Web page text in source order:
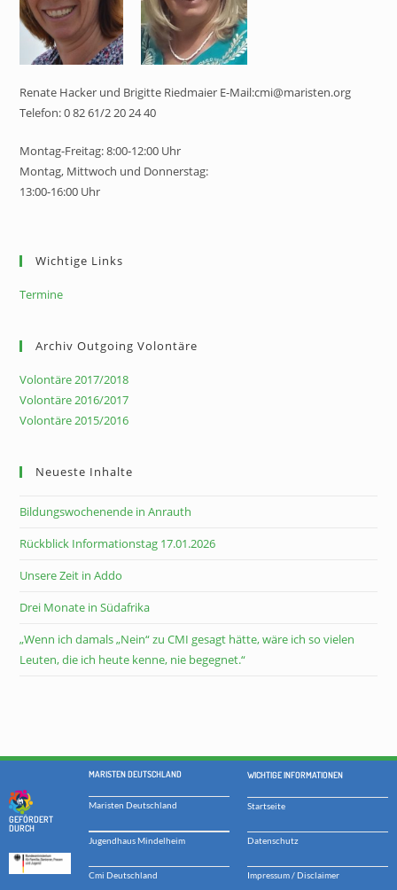
Renate Hacker und Brigitte Riedmaier E-Mail:cmi@maristen.org
Telefon: 0 82 61/2 20 24 40
Montag-Freitag: 8:00-12:00 Uhr
Montag, Mittwoch und Donnerstag:
13:00-16:00 Uhr
Wichtige Links
Termine
Archiv Outgoing Volontäre
Volontäre 2017/2018
Volontäre 2016/2017
Volontäre 2015/2016
Neueste Inhalte
Bildungswochenende in Anrauth
Rückblick Informationstag 17.01.2026
Unsere Zeit in Addo
Drei Monate in Südafrika
„Wenn ich damals „Nein“ zu CMI gesagt hätte, wäre ich so vielen
Leuten, die ich heute kenne, nie begegnet.“
GEFÖRDERT
DURCH
MARISTEN DEUTSCHLAND
Maristen Deutschland
Jugendhaus Mindelheim
Cmi Deutschland
WICHTIGE INFORMATIONEN
Startseite
Datenschutz
Impressum / Disclaimer